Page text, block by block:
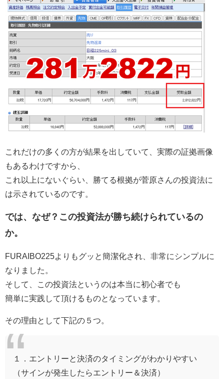
これだけの多くの方が結果を出していて、実際の証拠画像
もあるわけですから、
これ以上にないぐらい、勝てる根拠が菅原さんの投資法に
は示されているのです。
では、なぜ？この投資法が勝ち続けられているの
か。
FURAIBO225よりもグッと簡潔化され、非常にシンプルに
なりました。
そして、この投資法というのは本当に初心者でも
簡単に実践して頂けるものとなっています。
その理由として下記の５つ。
１．エントリーと決済のタイミングがわかりやすい
（サインが発生したらエントリー＆決済）